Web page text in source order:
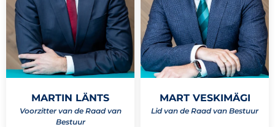
MARTIN LÄNTS
Voorzitter van de Raad van
Bestuur
MART VESKIMÄGI
Lid van de Raad van Bestuur